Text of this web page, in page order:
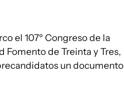
el 107º Congreso de la
Fomento de Treinta y Tres,
un documento